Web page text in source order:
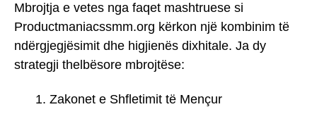
Mbrojtja e vetes nga faqet mashtruese si
Productmaniacssmm.org kërkon një kombinim të
ndërgjegjësimit dhe higjienës dixhitale. Ja dy
strategji thelbësore mbrojtëse:
Zakonet e Shfletimit të Mençur